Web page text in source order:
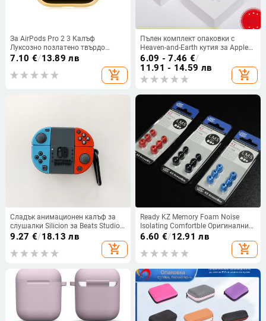
За AirPods Pro 2 3 Калъф
Луксозно позлатено твърдо
покритие Калъф за Bluetooth
безжични слушалки За Airpod Air
pods Pro 2 Pro2 2022
7.10 €/13.89 лв
add_shopping_cart
Пълен комплект опаковки с
Heaven-and-Earth кутия за Apple
слушалки поколения 2–8
6.09 - 7.46 €/
11.91 - 14.59 лв
add_shopping_cart
Сладък анимационен калъф за
слушалки Silicion за Beats Studio
Buds Безжичен Bluetooth
удароустойчив протектор Капак
Кутия за зареждане на слушалки
9.27 €/18.13 лв
add_shopping_cart
Ready KZ Memory Foam Noise
Isolating Comfortble Оригинални
накрайници за уши Подложки за
уши Слушалки за поставяне в
ушите за ZSX ZS10 Pro S1 E10 T1
6.60 €/12.91 лв
add_shopping_cart